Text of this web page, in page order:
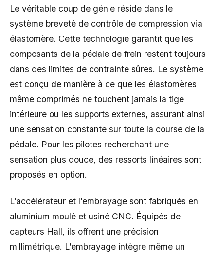
Le véritable coup de génie réside dans le
système breveté de contrôle de compression via
élastomère. Cette technologie garantit que les
composants de la pédale de frein restent toujours
dans des limites de contrainte sûres. Le système
est conçu de manière à ce que les élastomères
même comprimés ne touchent jamais la tige
intérieure ou les supports externes, assurant ainsi
une sensation constante sur toute la course de la
pédale. Pour les pilotes recherchant une
sensation plus douce, des ressorts linéaires sont
proposés en option.
L’accélérateur et l’embrayage sont fabriqués en
aluminium moulé et usiné CNC. Équipés de
capteurs Hall, ils offrent une précision
millimétrique. L’embrayage intègre même un